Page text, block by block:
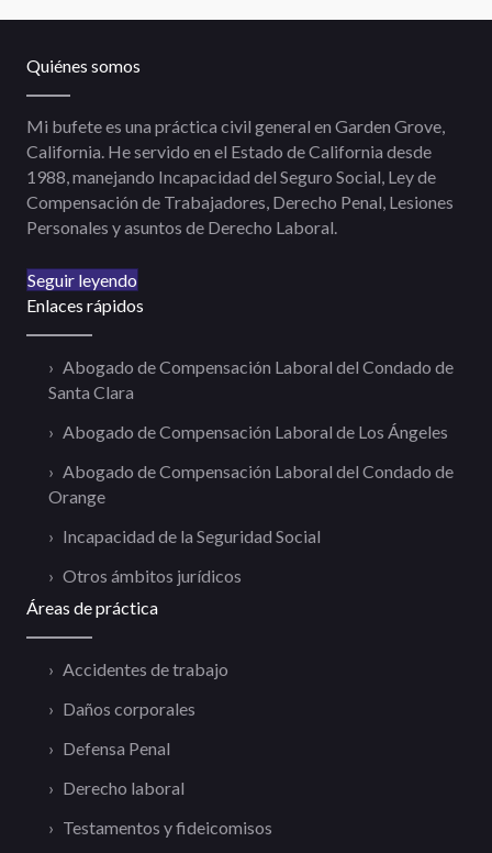
Quiénes somos
Mi bufete es una práctica civil general en Garden Grove,
California. He servido en el Estado de California desde
1988, manejando Incapacidad del Seguro Social, Ley de
Compensación de Trabajadores, Derecho Penal, Lesiones
Personales y asuntos de Derecho Laboral.
Seguir leyendo
Enlaces rápidos
Abogado de Compensación Laboral del Condado de
Santa Clara
Abogado de Compensación Laboral de Los Ángeles
Abogado de Compensación Laboral del Condado de
Orange
Incapacidad de la Seguridad Social
Otros ámbitos jurídicos
Áreas de práctica
Accidentes de trabajo
Daños corporales
Defensa Penal
Derecho laboral
Testamentos y fideicomisos